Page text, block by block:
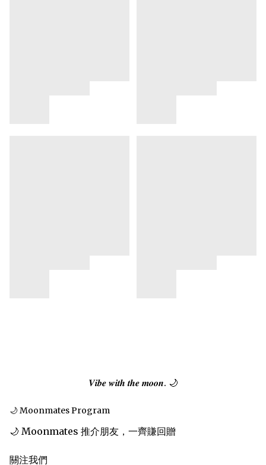
𝑽𝒊𝒃𝒆 𝒘𝒊𝒕𝒉 𝒕𝒉𝒆 𝒎𝒐𝒐𝒏. 🌙
🌙 Moonmates Program
🌙 Moonmates 推介朋友，一齊賺回贈
關注我們